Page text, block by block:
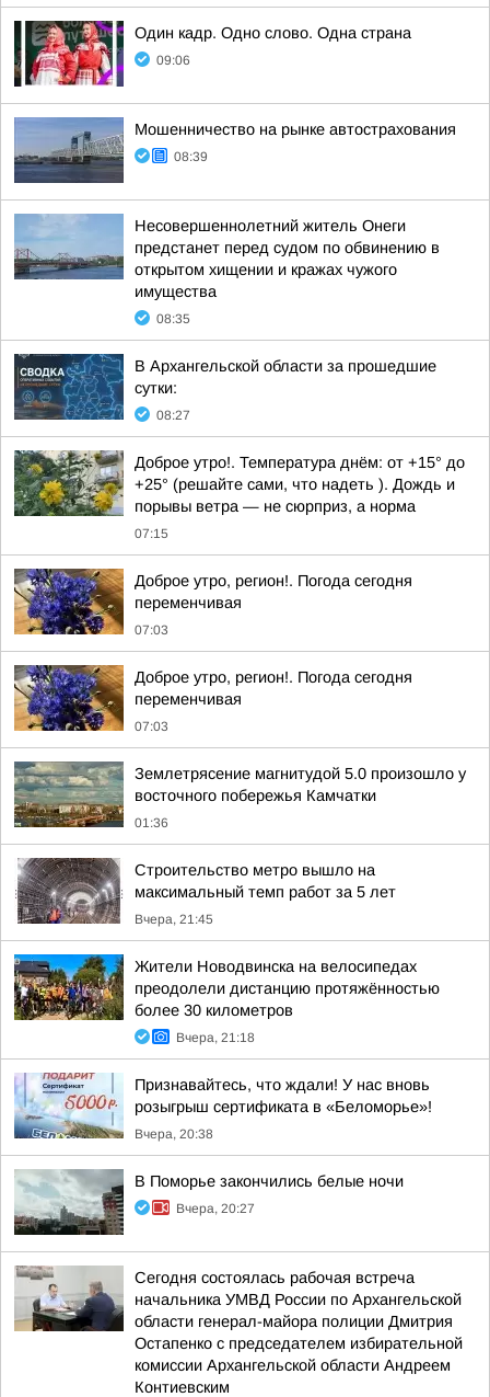
Один кадр. Одно слово. Одна страна
09:06
Мошенничество на рынке автострахования
08:39
Несовершеннолетний житель Онеги
предстанет перед судом по обвинению в
открытом хищении и кражах чужого
имущества
08:35
В Архангельской области за прошедшие
сутки:
08:27
Доброе утро!. Температура днём: от +15° до
+25° (решайте сами, что надеть ). Дождь и
порывы ветра — не сюрприз, а норма
07:15
Доброе утро, регион!. Погода сегодня
переменчивая
07:03
Доброе утро, регион!. Погода сегодня
переменчивая
07:03
Землетрясение магнитудой 5.0 произошло у
восточного побережья Камчатки
01:36
Строительство метро вышло на
максимальный темп работ за 5 лет
Вчера, 21:45
Жители Новодвинска на велосипедах
преодолели дистанцию протяжённостью
более 30 километров
Вчера, 21:18
Признавайтесь, что ждали! У нас вновь
розыгрыш сертификата в «Беломорье»!
Вчера, 20:38
В Поморье закончились белые ночи
Вчера, 20:27
Сегодня состоялась рабочая встреча
начальника УМВД России по Архангельской
области генерал-майора полиции Дмитрия
Остапенко с председателем избирательной
комиссии Архангельской области Андреем
Контиевским